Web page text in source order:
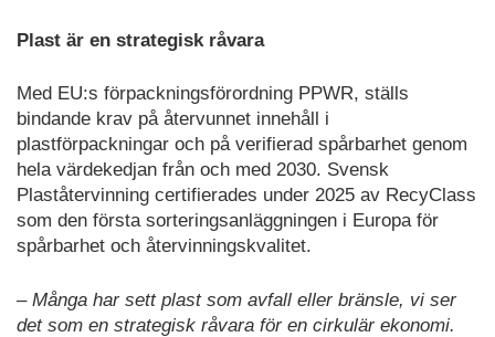
Plast är en strategisk råvara
Med EU:s förpackningsförordning PPWR, ställs
bindande krav på återvunnet innehåll i
plastförpackningar och på verifierad spårbarhet genom
hela värdekedjan från och med 2030. Svensk
Plaståtervinning certifierades under 2025 av RecyClass
som den första sorteringsanläggningen i Europa för
spårbarhet och återvinningskvalitet.
– Många har sett plast som avfall eller bränsle, vi ser
det som en strategisk råvara för en cirkulär ekonomi.